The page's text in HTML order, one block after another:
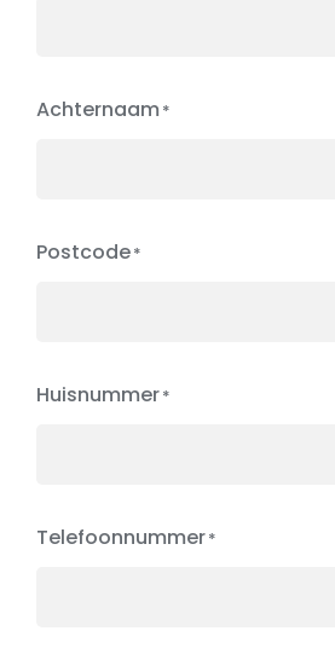
Achternaam
Postcode
Huisnummer
Telefoonnummer